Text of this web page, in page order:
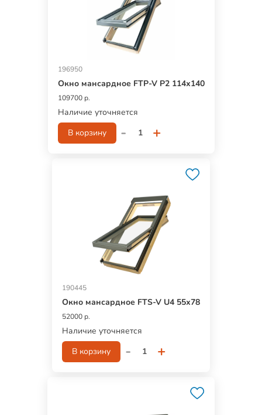
196950
Окно мансардное FTP-V P2 114х140
109700 р.
Наличие уточняется
В корзину
- +
190445
Окно мансардное FTS-V U4 55х78
52000 р.
Наличие уточняется
В корзину
- +